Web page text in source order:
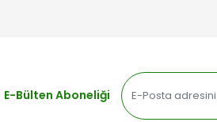
E-Bülten Aboneliği